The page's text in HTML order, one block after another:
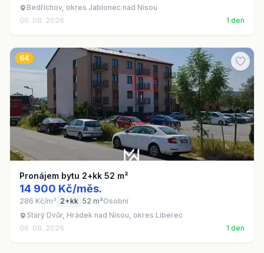
Bedřichov, okres Jablonec nad Nisou
06. 08. 2026
1 den
64
Pronájem bytu 2+kk 52 m²
14 900 Kč/měs.
286 Kč/m² 2+kk 52 m²Osobní
Starý Dvůr, Hrádek nad Nisou, okres Liberec
06. 08. 2026
1 den